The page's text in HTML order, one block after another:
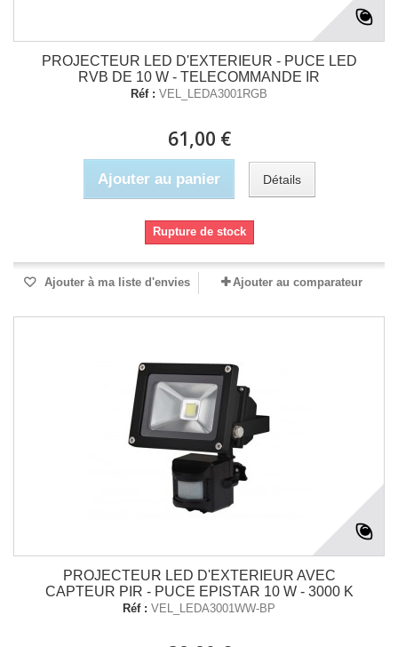
PROJECTEUR LED D'EXTERIEUR - PUCE LED
RVB DE 10 W - TELECOMMANDE IR
Réf : VEL_LEDA3001RGB
61,00 €
Ajouter au panier Détails
Rupture de stock
Ajouter à ma liste d'envies Ajouter au comparateur
PROJECTEUR LED D'EXTERIEUR AVEC
CAPTEUR PIR - PUCE EPISTAR 10 W - 3000 K
Réf : VEL_LEDA3001WW-BP